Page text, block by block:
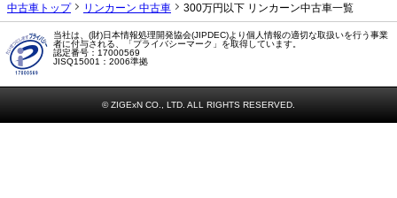
中古車トップ リンカーン 中古車 300万円以下 リンカーン中古車一覧
当社は、(財)日本情報処理開発協会(JIPDEC)より個人情報の適切な取扱いを行う事業
者に付与される、「プライバシーマーク」を取得しています。
認定番号：17000569
JISQ15001：2006準拠
© ZIGExN CO., LTD. ALL RIGHTS RESERVED.